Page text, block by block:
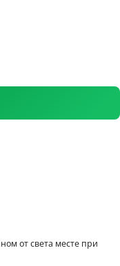
от света месте при